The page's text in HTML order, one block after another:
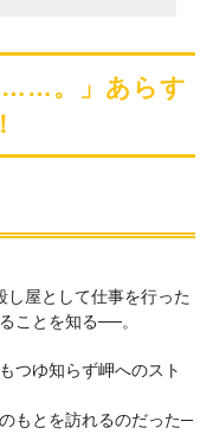
……。」あらす
し屋として仕事を行った
ことを知る──。
つゆ知らず岬へのスト
もとを訪れるのだった─